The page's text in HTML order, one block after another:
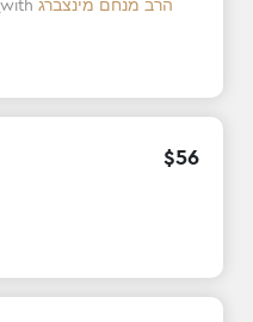
הרב מנחם מינצברג
$56